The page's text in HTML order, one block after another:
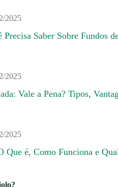
Precisa Saber Sobre Fundos
2025
Vale a Pena? Tipos,
2025
Que é, Como Funciona e
2025